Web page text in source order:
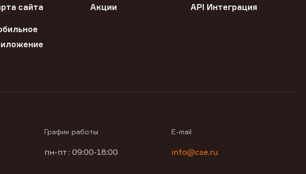
сайта Акции API Интеграция
График работы
пн-пт : 09:00-18:00
E-mail
info@cse.ru